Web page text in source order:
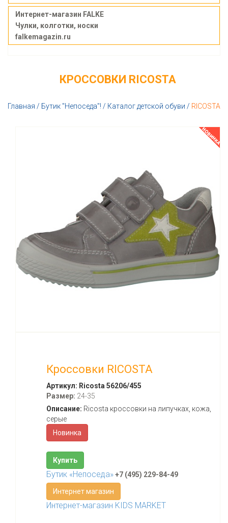
Интернет-магазин FALKE
Чулки, колготки, носки
falkemagazin.ru
КРОССОВКИ RICOSTA
Главная / Бутик "Непоседа"! / Каталог детской обуви / RICOSTA
Кроссовки RICOSTA
Артикул: Ricosta 56206/455
Размер: 24-35
Описание: Ricosta кроссовки на липучках, кожа,
серые
Новинка
Купить
Бутик «Непоседа»+7 (495) 229-84-49
Интернет магазин
Интернет-магазин KIDS MARKET